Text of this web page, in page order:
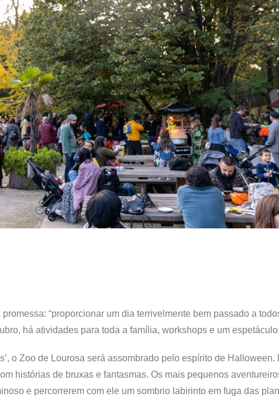
“proporcionar um dia terrivelmente bem passado a
há atividades para toda a família, workshops e um
o Zoo de Lourosa será assombrado pelo espírito de Halloween.
histórias de bruxas e fantasmas. Os mais pequenos
e percorrerem com ele um sombrio labirinto em fuga das